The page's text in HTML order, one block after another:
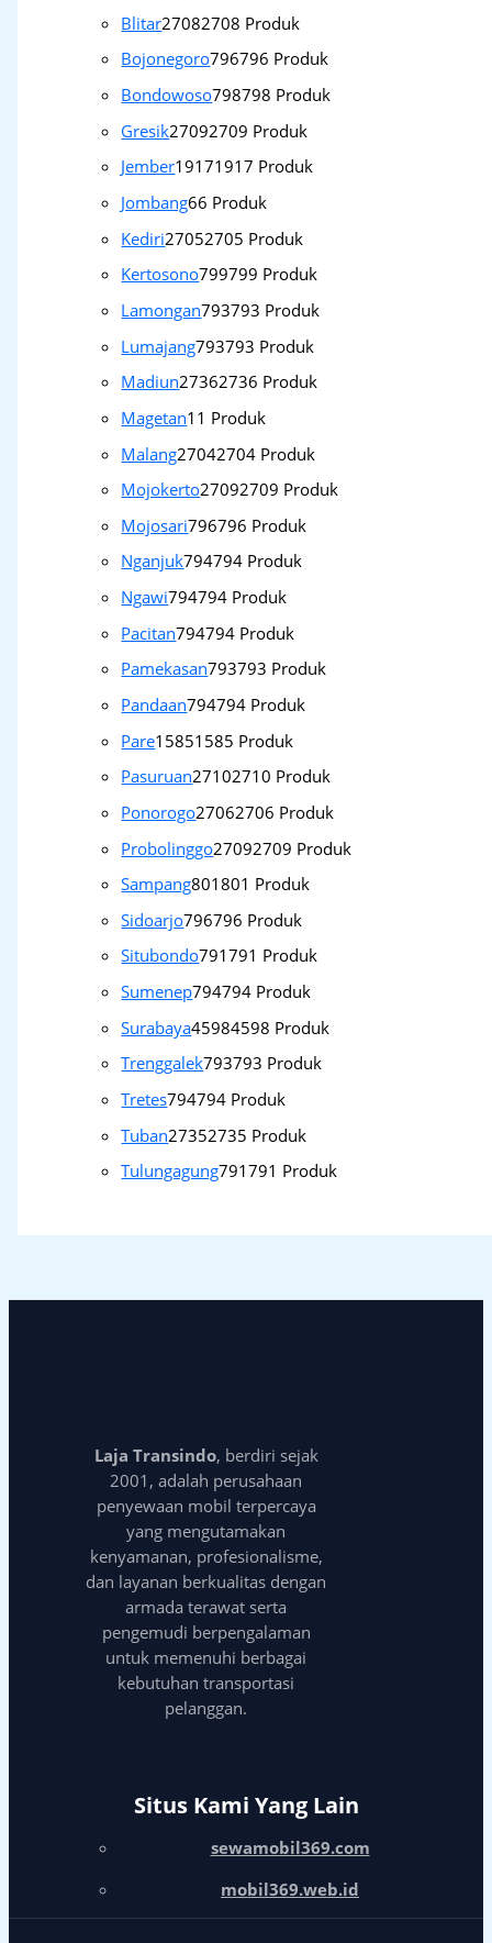
Blitar27082708 Produk
Bojonegoro796796 Produk
Bondowoso798798 Produk
Gresik27092709 Produk
Jember19171917 Produk
Jombang66 Produk
Kediri27052705 Produk
Kertosono799799 Produk
Lamongan793793 Produk
Lumajang793793 Produk
Madiun27362736 Produk
Magetan1 1 Produk
Malang27042704 Produk
Mojokerto27092709 Produk
Mojosari796796 Produk
Nganjuk794794 Produk
Ngawi794794 Produk
Pacitan794794 Produk
Pamekasan793793 Produk
Pandaan794794 Produk
Pare15851585 Produk
Pasuruan27102710 Produk
Ponorogo27062706 Produk
Probolinggo27092709 Produk
Sampang801801 Produk
Sidoarjo796796 Produk
Situbondo791791 Produk
Sumenep794794 Produk
Surabaya45984598 Produk
Trenggalek793793 Produk
Tretes794794 Produk
Tuban27352735 Produk
Tulungagung791791 Produk
Laja Transindo, berdiri sejak
2001, adalah perusahaan
penyewaan mobil terpercaya
yang mengutamakan
kenyamanan, profesionalisme,
dan layanan berkualitas dengan
armada terawat serta
pengemudi berpengalaman
untuk memenuhi berbagai
kebutuhan transportasi
pelanggan.
Situs Kami Yang Lain
sewamobil369.com
mobil369.web.id